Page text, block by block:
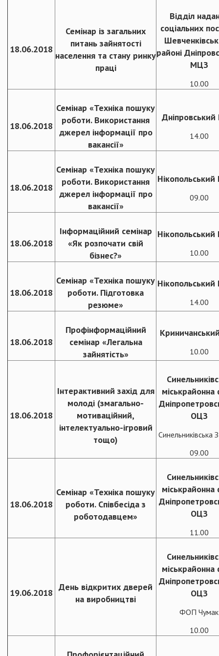
18.06.2018
Семінар із загальних
питань зайнятості
населення та стану ринку
праці
Відділ
соціальних
районі
МЦЗ
10.00
18.06.2018
Семінар «Техніка пошуку
роботи. Використання
джерел інформації про
вакансії»
14.00
18.06.2018
Семінар «Техніка пошуку
роботи. Використання
джерел інформації про
вакансії»
09.00
18.06.2018
Інформаційний семінар
«Як розпочати свій
бізнес?»
10.00
18.06.2018
Семінар «Техніка пошуку
роботи. Підготовка
резюме»
14.00
18.06.2018
Профінформаційний
семінар «Легальна
зайнятість»
10.00
18.06.2018
Інтерактивний захід для
молоді (змагально-
мотиваційний,
інтелектуально-ігровий
тощо)
міськрайонна
ОЦЗ
09.00
18.06.2018
Семінар «Техніка пошуку
роботи. Співбесіда з
роботодавцем»
міськрайонна
ОЦЗ
11.00
19.06.2018
День відкритих дверей
на виробництві
міськрайонна
ОЦЗ
ФОП Чумак
10.00